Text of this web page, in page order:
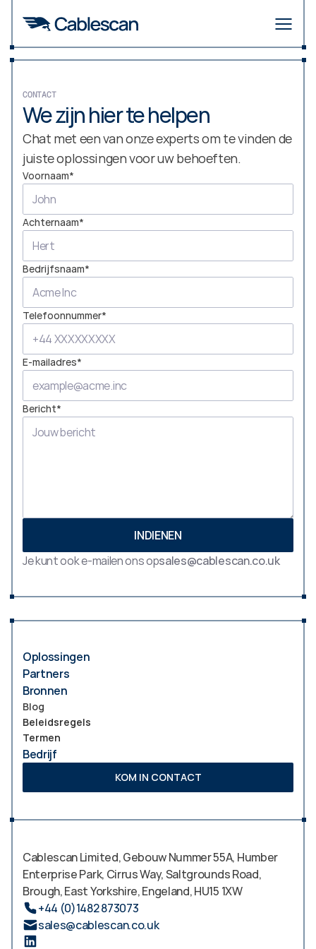
CONTACT
We zijn hier te helpen
Chat met een van onze experts om te vinden de
juiste oplossingen voor uw behoeften.
Voornaam*
Achternaam*
Bedrijfsnaam*
Telefoonnummer*
E-mailadres*
Bericht*
Je kunt ook e-mailen ons opsales@cablescan.co.uk
INDIENEN
Oplossingen
Partners
Bronnen
Blog
Beleidsregels
Termen
Bedrijf
KOM IN CONTACT
Cablescan Limited, Gebouw Nummer 55A, Humber
Enterprise Park, Cirrus Way, Saltgrounds Road,
Brough, East Yorkshire, Engeland, HU15 1XW
+44 (0)1482 873073
sales@cablescan.co.uk